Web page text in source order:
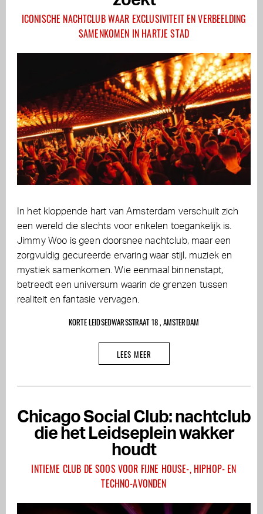
ICONISCHE NACHTCLUB WAAR EXCLUSIVITEIT EN VERBEELDING
SAMENKOMEN IN HARTJE STAD
In het kloppende hart van Amsterdam verschuilt zich
een wereld die slechts voor enkelen toegankelijk is.
Jimmy Woo is geen doorsnee nachtclub, maar een
zorgvuldig gecureerde ervaring waar stijl, muziek en
mystiek samenkomen. Wie eenmaal binnenstapt,
betreedt een universum waarin de grenzen tussen
realiteit en fantasie vervagen.
KORTE LEIDSEDWARSSTRAAT 18 , AMSTERDAM
LEES MEER
Chicago Social Club: nachtclub
die het Leidseplein wakker
houdt
INTIEME CLUB DE SOOS VOOR FIJNE HOUSE-, HIPHOP- EN
TECHNO-AVONDEN